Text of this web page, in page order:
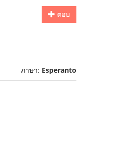
ตอบ
ภาษา: Esperanto